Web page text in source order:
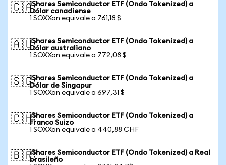
🇨🇦iShares Semiconductor ETF (Ondo Tokenized) a
Dólar canadiense
1 SOXXon equivale a 761,18 $
🇦🇺iShares Semiconductor ETF (Ondo Tokenized) a
Dólar australiano
1 SOXXon equivale a 772,08 $
🇸🇬iShares Semiconductor ETF (Ondo Tokenized) a
Dólar de Singapur
1 SOXXon equivale a 697,31 $
🇨🇭iShares Semiconductor ETF (Ondo Tokenized) a
Franco Suizo
1 SOXXon equivale a 440,88 CHF
🇧🇷iShares Semiconductor ETF (Ondo Tokenized) a Real
brasileño